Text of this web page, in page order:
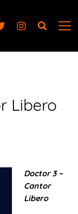
Libero
Doctor 3 –
Cantor
Libero